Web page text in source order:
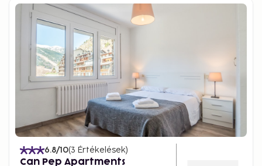
6.8/10(3 Értékelések)
Can Pep Apartments